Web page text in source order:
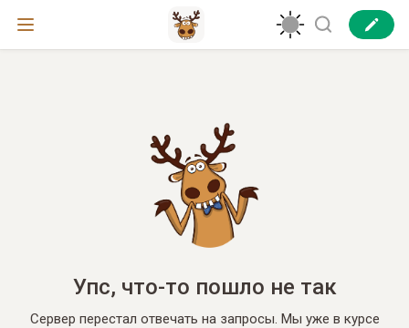
Упс, что-то пошло не так
Сервер перестал отвечать на запросы. Мы уже в курсе